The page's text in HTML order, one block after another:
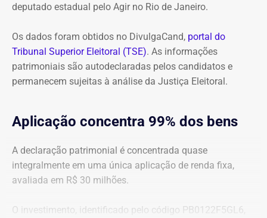
deputado estadual pelo Agir no Rio de Janeiro.
Os dados foram obtidos no DivulgaCand, portal do
Tribunal Superior Eleitoral (TSE). As informações
patrimoniais são autodeclaradas pelos candidatos e
permanecem sujeitas à análise da Justiça Eleitoral.
Aplicação concentra 99% dos bens
A declaração patrimonial é concentrada quase
integralmente em uma única aplicação de renda fixa,
avaliada em R$ 30 milhões.
O investimento, identificado pelo código PB0122F5GL6,